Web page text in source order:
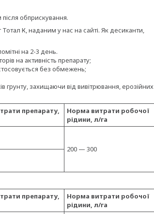
обприскування.
К, наданим у нас на сайті. Як десиканти,
на 2-3 день.
на активність препарату;
без обмежень;
грунту, захищаючи від вивітрювання, ерозійних
препарату,
Норма витрати робочої
рідини, л/га
200 — 300
препарату,
Норма витрати робочої
рідини, л/га